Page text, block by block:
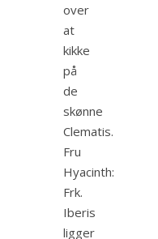
over
at
kikke
på
de
skønne
Clematis.
Fru
Hyacinth:
Frk.
Iberis
ligger